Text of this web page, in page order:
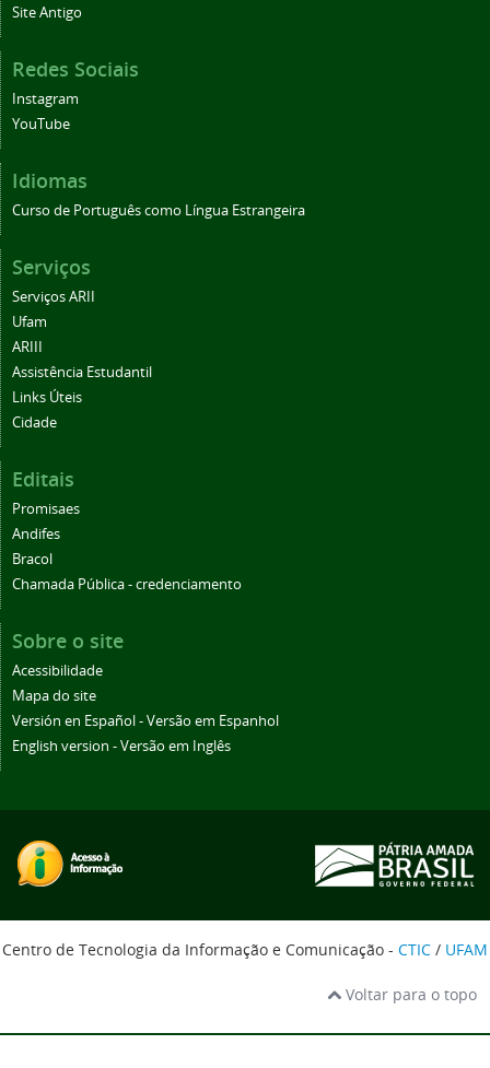
Site Antigo
Redes Sociais
Instagram
YouTube
Idiomas
Curso de Português como Língua Estrangeira
Serviços
Serviços ARII
Ufam
ARIII
Assistência Estudantil
Links Úteis
Cidade
Editais
Promisaes
Andifes
Bracol
Chamada Pública - credenciamento
Sobre o site
Acessibilidade
Mapa do site
Versión en Español - Versão em Espanhol
English version - Versão em Inglês
Centro de Tecnologia da Informação e Comunicação - CTIC / UFAM
Voltar para o topo